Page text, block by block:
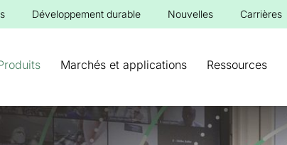
Développement durable Nouvelles Carrières
Marchés et applications Ressources